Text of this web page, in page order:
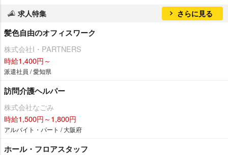
求人特集 さらに見る
髪色自由のオフィスワーク
株式会社I・PARTNERS
時給1,400円～
派遣社員 / 愛知県
訪問介護ヘルパー
株式会社なごみ
時給1,500円～1,800円
アルバイト・パート / 大阪府
ホール・フロアスタッフ